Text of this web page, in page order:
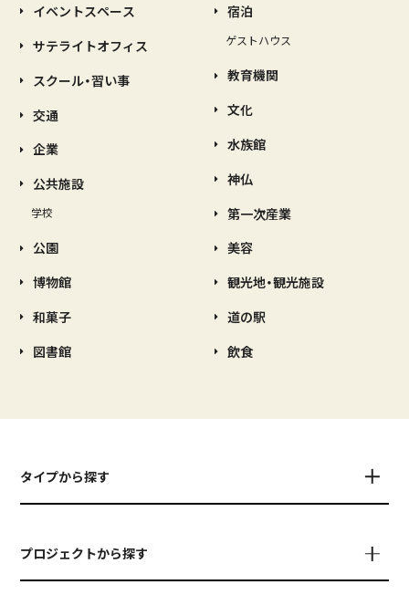
イベントスペース
サテライトオフィス
スクール・習い事
交通
企業
公共施設
学校
公園
博物館
和菓子
図書館
宿泊
ゲストハウス
教育機関
文化
水族館
神仏
第一次産業
美容
観光地・観光施設
道の駅
飲食
タイプから探す
プロジェクトから探す